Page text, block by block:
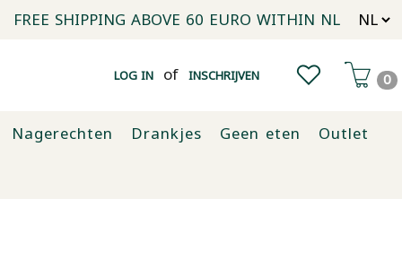
FREE SHIPPING ABOVE 60 EURO WITHIN NL
LOG IN of INSCHRIJVEN 0
Nagerechten Drankjes Geen eten
Outlet